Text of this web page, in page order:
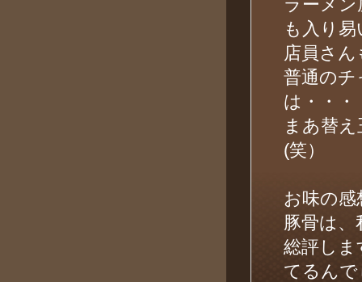
ラーメ
も入り易
店員さ
普通のチ
は・・・
まあ替
(笑）
お味の感
豚骨は
総評しま
てるん